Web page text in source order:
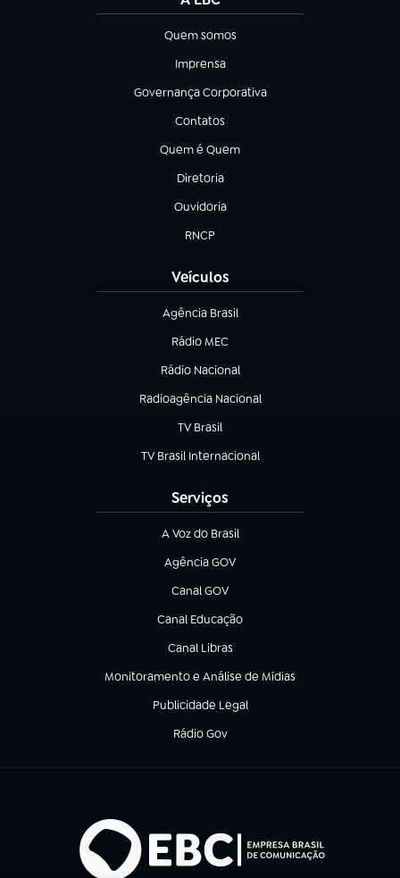
Quem somos
(abre em nova aba)
Imprensa
(abre em nova aba)
Governança Corporativa
(abre em nova aba)
Contatos
(abre em nova aba)
Quem é Quem
(abre em nova aba)
Diretoria
(abre em nova aba)
Ouvidoria
(abre em nova aba)
RNCP
(abre em nova aba)
Veículos
Agência Brasil
(abre em nova aba)
Rádio MEC
Rádio Nacional
(abre em nova aba)
Radioagência Nacional
(abre em nova aba)
TV Brasil
(abre em nova aba)
TV Brasil Internacional
(abre em nova aba)
Serviços
A Voz do Brasil
(abre em nova aba)
Agência GOV
(abre em nova aba)
Canal GOV
(abre em nova aba)
Canal Educação
(abre em nova aba)
Canal Libras
(abre em nova aba)
Monitoramento e Análise de Mídias
(abre em nova aba)
Publicidade Legal
(abre em nova aba)
Rádio Gov
(abre em nova aba)